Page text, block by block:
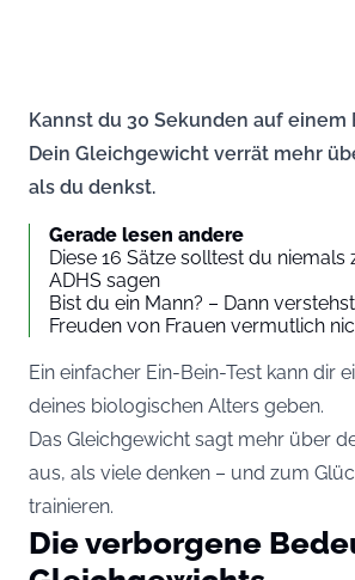
Kannst du 30 Sekunden auf einem
Dein Gleichgewicht verrät mehr
als du denkst.
Gerade lesen andere
Diese 16 Sätze solltest du
ADHS sagen
Bist du ein Mann? – Dann
Freuden von Frauen vermutlich
Ein einfacher Ein-Bein-Test kann dir
deines biologischen Alters geben.
Das Gleichgewicht sagt mehr über
aus, als viele denken – und zum
trainieren.
Die verborgene